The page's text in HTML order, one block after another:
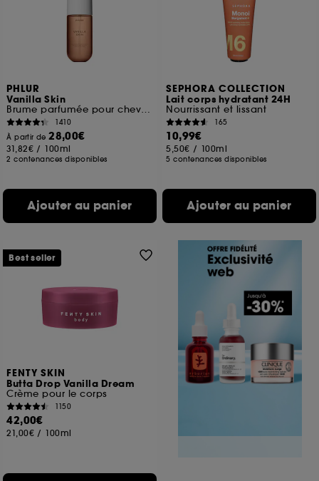
PHLUR
Vanilla Skin
Brume parfumée pour cheveux et corps
1410
À partir de28,00€
31,82€ / 100ml
2 contenances disponibles
Ajouter au panier
SEPHORA COLLECTION
Lait corps hydratant 24H
Nourrissant et lissant
165
10,99€
5,50€ / 100ml
5 contenances disponibles
Ajouter au panier
FENTY SKIN
Butta Drop Vanilla Dream
Crème pour le corps
1150
42,00€
21,00€ / 100ml
Best seller